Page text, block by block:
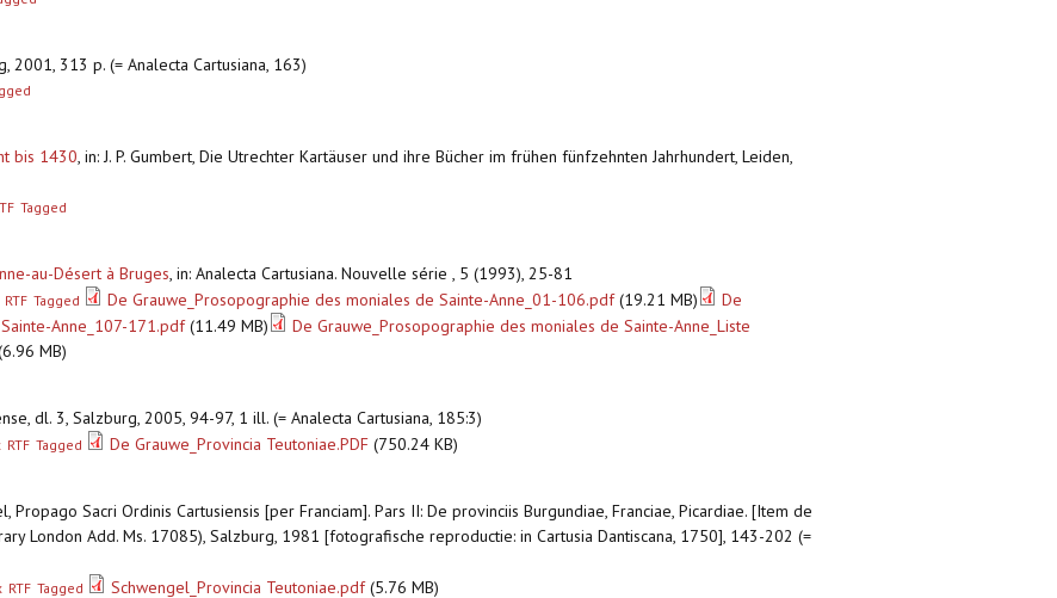
2001, 313 p. (= Analecta Cartusiana, 163)
bis 1430, in: J. P. Gumbert, Die Utrechter Kartäuser und ihre Bücher im frühen fünfzehnten Jahrhundert, Leiden,
Tagged
au-Désert à Bruges, in: Analecta Cartusiana. Nouvelle série , 5 (1993), 25-81
RTF Tagged De Grauwe_Prosopographie des moniales de Sainte-Anne_01-106.pdf(19.21 MB)
De
Anne_107-171.pdf(11.49 MB)
De Grauwe_Prosopographie des moniales de Sainte-Anne_Liste
MB)
dl. 3, Salzburg, 2005, 94-97, 1 ill. (= Analecta Cartusiana, 185:3)
RTF Tagged De Grauwe_Provincia Teutoniae.PDF (750.24 KB)
Propago Sacri Ordinis Cartusiensis [per Franciam]. Pars II: De provinciis Burgundiae, Franciae, Picardiae. [Item de
London Add. Ms. 17085), Salzburg, 1981 [fotografische reproductie: in Cartusia Dantiscana, 1750], 143-202 (=
RTF Tagged Schwengel_Provincia Teutoniae.pdf(5.76 MB)